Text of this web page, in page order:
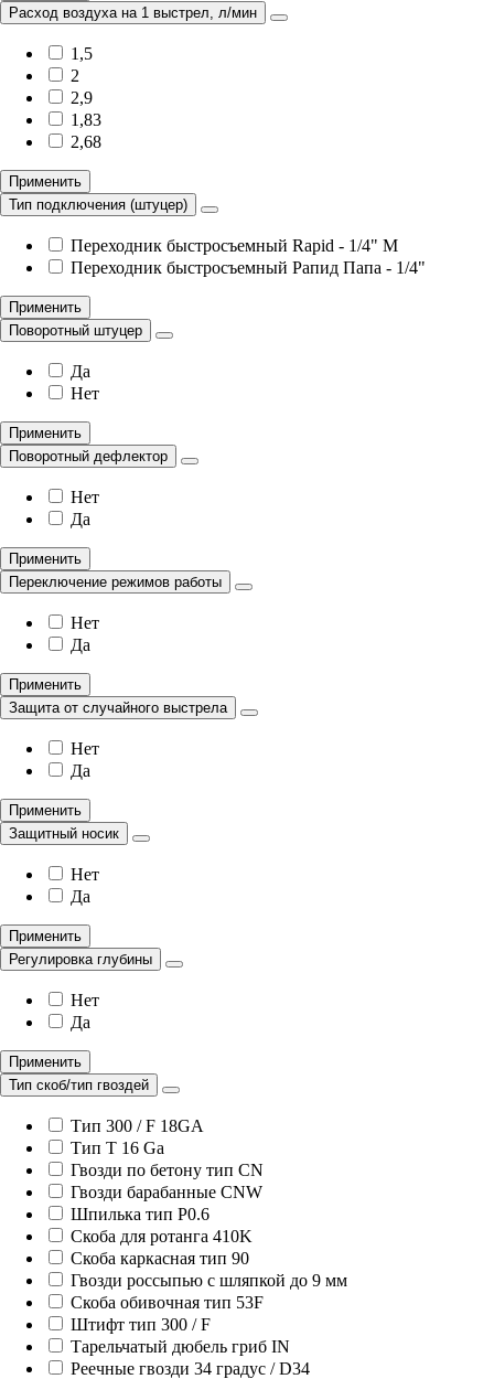
Расход воздуха на 1 выстрел, л/мин
1,5
2
2,9
1,83
2,68
Применить
Тип подключения (штуцер)
Переходник быстросъемный Rapid - 1/4" M
Переходник быстросъемный Рапид Папа - 1/4"
Применить
Поворотный штуцер
Да
Нет
Применить
Поворотный дефлектор
Нет
Да
Применить
Переключение режимов работы
Нет
Да
Применить
Защита от случайного выстрела
Нет
Да
Применить
Защитный носик
Нет
Да
Применить
Регулировка глубины
Нет
Да
Применить
Тип скоб/тип гвоздей
Тип 300 / F 18GA
Тип T 16 Ga
Гвозди по бетону тип CN
Гвозди барабанные CNW
Шпилька тип P0.6
Скоба для ротанга 410K
Скоба каркасная тип 90
Гвозди россыпью с шляпкой до 9 мм
Скоба обивочная тип 53F
Штифт тип 300 / F
Тарельчатый дюбель гриб IN
Реечные гвозди 34 градус / D34